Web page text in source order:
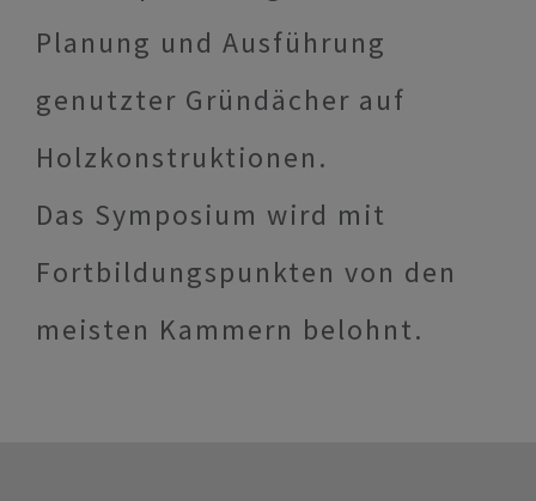
Planung und Ausführung
genutzter Gründächer auf
Holzkonstruktionen.
Das Symposium wird mit
Fortbildungspunkten von den
meisten Kammern belohnt.